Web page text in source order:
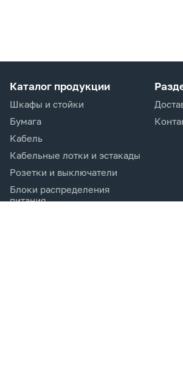
Каталог продукции
Шкафы и стойки
Бумага
Кабель
Кабельные лотки и эстакады
Розетки и выключатели
Блоки распределения
питания